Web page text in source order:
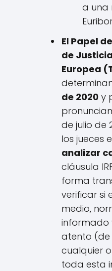
a una
El Papel
de
Europea
de 2020 y
de julio de
los jueces
analizar
cláusula
forma
verificar si
medio,
informado
atento (de
cualquier
toda esta